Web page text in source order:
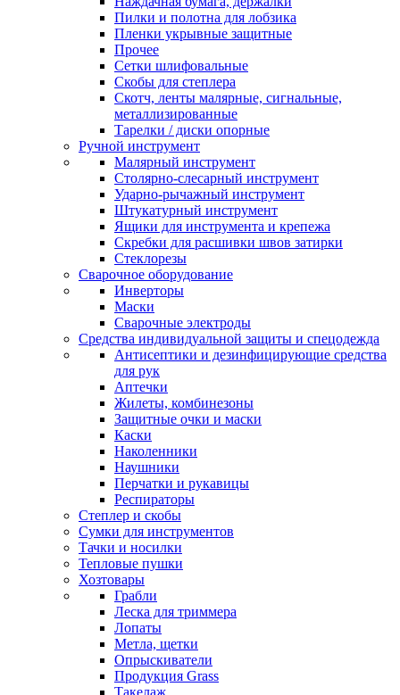
Пилки и полотна для лобзика
Пленки укрывные защитные
Прочее
Сетки шлифовальные
Скобы для степлера
Скотч, ленты малярные, сигнальные,
металлизированные
Тарелки / диски опорные
Ручной инструмент
Малярный инструмент
Столярно-слесарный инструмент
Ударно-рычажный инструмент
Штукатурный инструмент
Ящики для инструмента и крепежа
Скребки для расшивки швов затирки
Стеклорезы
Сварочное оборудование
Инверторы
Маски
Сварочные электроды
Средства индивидуальной защиты и спецодежда
Антисептики и дезинфицирующие средства
для рук
Аптечки
Жилеты, комбинезоны
Защитные очки и маски
Каски
Наколенники
Наушники
Перчатки и рукавицы
Респираторы
Степлер и скобы
Сумки для инструментов
Тачки и носилки
Тепловые пушки
Хозтовары
Грабли
Леска для триммера
Лопаты
Метла, щетки
Опрыскиватели
Продукция Grass
Такелаж